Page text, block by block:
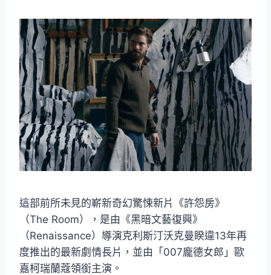
這部前所未見的嶄新奇幻驚悚新片《許怨房》
（The Room），是由《黑暗文藝復興》
（Renaissance）導演克利斯汀沃克曼睽違13年再
度推出的最新劇情長片，並由「007龐德女郎」歐
嘉柯瑞蘭蔻領銜主演。